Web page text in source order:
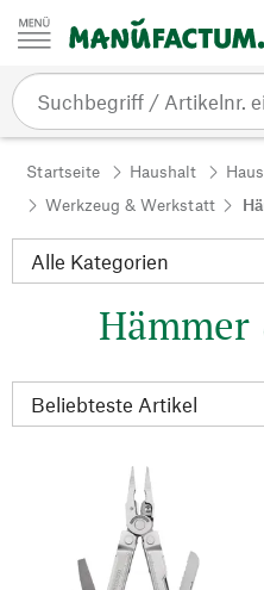
Zum Inhalt springen
Startseite Haushalt
Werkzeug & Werkstatt